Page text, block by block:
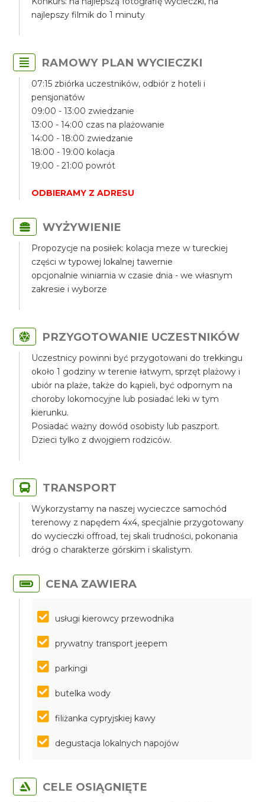
najlepszy filmik do 1 minuty
RAMOWY PLAN WYCIECZKI
07:15 zbiórka uczestników, odbiór z hoteli i
pensjonatów
09:00 - 13:00 zwiedzanie
13:00 - 14:00 czas na plażowanie
14:00 - 18:00 zwiedzanie
18:00 - 19:00 kolacja
19:00 - 21:00 powrót
ODBIERAMY Z ADRESU
WYŻYWIENIE
Propozycje na posiłek: kolacja meze w tureckiej
części w typowej lokalnej tawernie
opcjonalnie winiarnia w czasie dnia - we własnym
zakresie i wyborze
PRZYGOTOWANIE UCZESTNIKÓW
Uczestnicy powinni być przygotowani do trekkingu
około 1 godziny w terenie łatwym, sprzęt plażowy i
ubiór na plaże, także do kąpieli, być odpornym na
choroby lokomocyjne lub posiadać leki w tym
kierunku.
Posiadać ważny dowód osobisty lub paszport.
Dzieci tylko z dwojgiem rodziców.
TRANSPORT
Wykorzystamy na naszej wycieczce samochód
terenowy z napędem 4x4, specjalnie przygotowany
do wycieczki offroad, tej skali trudności, pokonania
dróg o charakterze górskim i skalistym.
CENA ZAWIERA
usługi kierowcy przewodnika
prywatny transport jeepem
parkingi
butelka wody
filiżanka cypryjskiej kawy
degustacja lokalnych napojów
CELE OSIĄGNIĘTE